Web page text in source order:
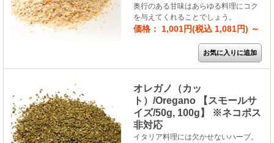
奥行のある甘味はあらゆる料理にコク
を与えてくれることでしょう。
価格： 1,001円(税込 1,081円) ～
オレガノ（カッ
ト）/Oregano 【スモールサ
イズ/50g, 100g】 ※ネコポス
非対応
イタリア料理には欠かせないハーブ。